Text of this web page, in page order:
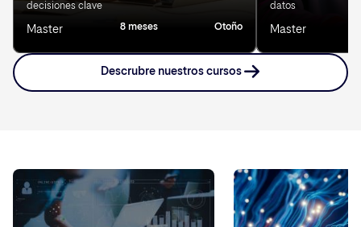
decisiones clave
Master 8 meses Otoño
datos
Master
Descrubre nuestros cursos